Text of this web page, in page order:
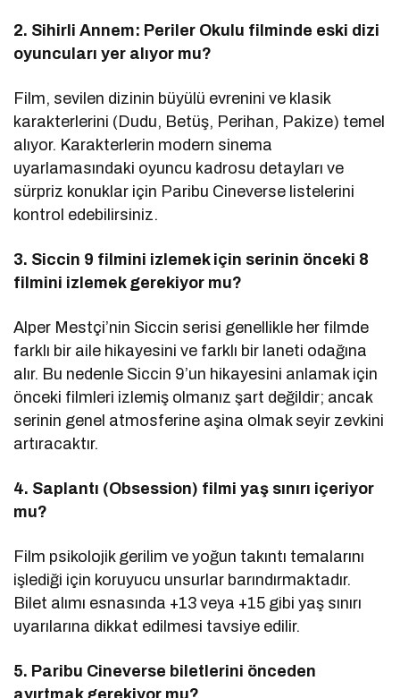
2. Sihirli Annem: Periler Okulu filminde eski dizi
oyuncuları yer alıyor mu?
Film, sevilen dizinin büyülü evrenini ve klasik
karakterlerini (Dudu, Betüş, Perihan, Pakize) temel
alıyor. Karakterlerin modern sinema
uyarlamasındaki oyuncu kadrosu detayları ve
sürpriz konuklar için Paribu Cineverse listelerini
kontrol edebilirsiniz.
3. Siccin 9 filmini izlemek için serinin önceki 8
filmini izlemek gerekiyor mu?
Alper Mestçi’nin Siccin serisi genellikle her filmde
farklı bir aile hikayesini ve farklı bir laneti odağına
alır. Bu nedenle Siccin 9’un hikayesini anlamak için
önceki filmleri izlemiş olmanız şart değildir; ancak
serinin genel atmosferine aşina olmak seyir zevkini
artıracaktır.
4. Saplantı (Obsession) filmi yaş sınırı içeriyor
mu?
Film psikolojik gerilim ve yoğun takıntı temalarını
işlediği için koruyucu unsurlar barındırmaktadır.
Bilet alımı esnasında +13 veya +15 gibi yaş sınırı
uyarılarına dikkat edilmesi tavsiye edilir.
5. Paribu Cineverse biletlerini önceden
ayırtmak gerekiyor mu?